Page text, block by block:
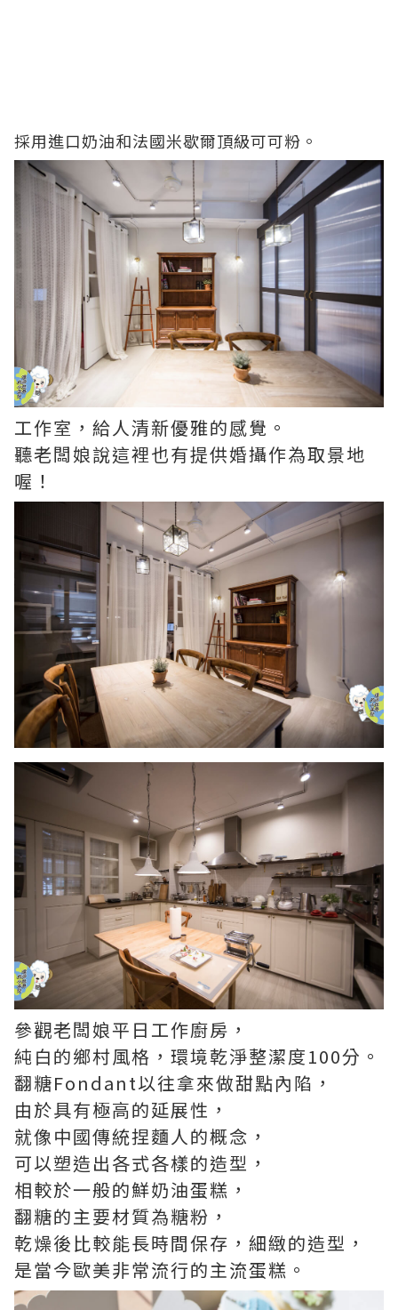
採用進口奶油和法國米歇爾頂級可可粉。
工作室，給人清新優雅的感覺。
聽老闆娘說這裡也有提供婚攝作為取景地
喔！
參觀老闆娘平日工作廚房，
純白的鄉村風格，環境乾淨整潔度100分。
翻糖Fondant以往拿來做甜點內陷，
由於具有極高的延展性，
就像中國傳統捏麵人的概念，
可以塑造出各式各樣的造型，
相較於一般的鮮奶油蛋糕，
翻糖的主要材質為糖粉，
乾燥後比較能長時間保存，細緻的造型，
是當今歐美非常流行的主流蛋糕。